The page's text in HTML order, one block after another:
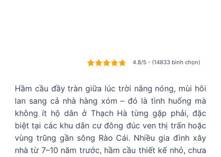
4.8/5 - (14833 bình chọn)
Hầm cầu đầy tràn giữa lúc trời nắng nóng, mùi hôi
lan sang cả nhà hàng xóm – đó là tình huống mà
không ít hộ dân ở Thạch Hà từng gặp phải, đặc
biệt tại các khu dân cư đông đúc ven thị trấn hoặc
vùng trũng gần sông Rào Cái. Nhiều gia đình xây
nhà từ 7–10 năm trước, hầm cầu thiết kế nhỏ, chưa